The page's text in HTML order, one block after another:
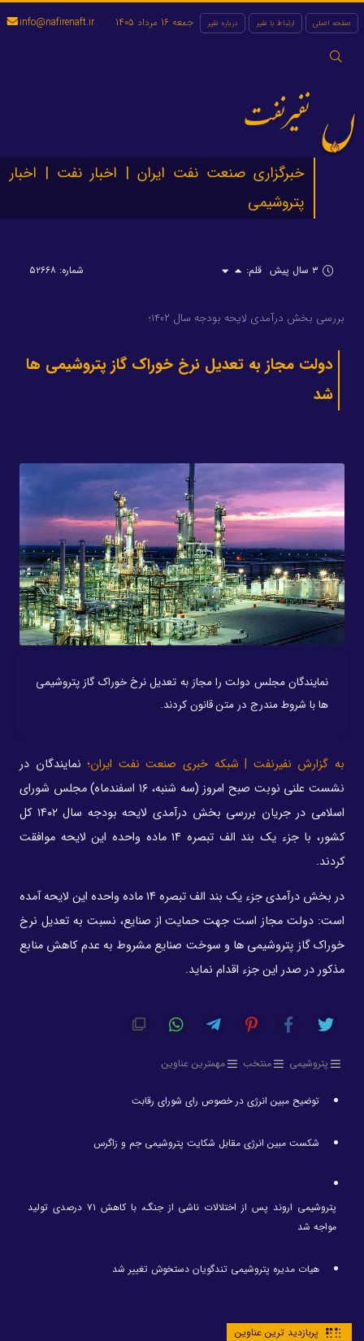
صفحه اصلی ارتباط با نفیر درباره نفیر
جستجو
جمعه 16 مرداد 1405 info@nafirenaft.ir
نفیرنفت
خبرگزاری صنعت نفت ایران | اخبار نفت | اخبار
پتروشیمی
۳ سال پیش قلم: شماره: ۵۲۶۶۸
بررسی بخش درآمدی لایحه بودجه سال ۱۴۰۲؛
دولت مجاز به تعدیل نرخ خوراک گاز پتروشیمی ها
شد
نمایندگان مجلس دولت را مجاز به تعدیل نرخ خوراک گاز پتروشیمی
ها با شروط مندرج در متن قانون کردند.
به گزارش نفیرنفت | شبکه خبری صنعت نفت ایران؛نمایندگان در
نشست علنی نوبت صبح امروز (سه شنبه، ۱۶ اسفندماه) مجلس شورای
اسلامی در جریان بررسی بخش درآمدی لایحه بودجه سال ۱۴۰۲ کل
کشور، با جزء یک بند الف تبصره ۱۴ ماده واحده این لایحه موافقت
کردند.
در بخش درآمدی جزء یک بند الف تبصره ۱۴ ماده واحده این لایحه آمده
است: دولت مجاز است جهت حمایت از صنایع، نسبت به تعدیل نرخ
خوراک گاز پتروشیمی ها و سوخت صنایع مشروط به عدم کاهش منابع
مذکور در صدر این جزء اقدام نماید.
پتروشیمی منتخب مهمترین عناوین
توضیح مبین انرژی در خصوص رای شورای رقابت
شکست مبین انرژی مقابل شکایت پتروشیمی جم و زاگرس
پتروشیمی اروند پس از اختلالات ناشی از جنگ، با کاهش ۷۱ درصدی تولید
مواجه شد
هیات مدیره پتروشیمی تندگویان دستخوش تغییر شد
پربازدید ترین عناوین